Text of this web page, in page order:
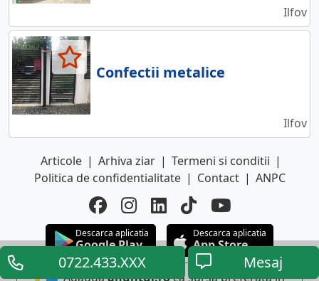
0722.433.XXX Mesaj
Ilfov
Confectii metalice
Ilfov
Articole | Arhiva ziar | Termeni si conditii |
Politica de confidentialitate | Contact | ANPC
Descarca aplicatia
Google Play
Descarca aplicatia
App Store
Adaugaanuntul.roca sursa preferata in